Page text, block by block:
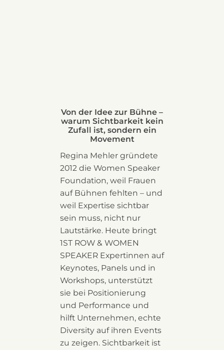
Von der Idee zur Bühne –
warum Sichtbarkeit kein
Zufall ist, sondern ein
Movement
Regina Mehler gründete
2012 die Women Speaker
Foundation, weil Frauen
auf Bühnen fehlten – und
weil Expertise sichtbar
sein muss, nicht nur
Lautstärke. Heute bringt
1ST ROW & WOMEN
SPEAKER Expertinnen auf
Keynotes, Panels und in
Workshops, unterstützt
sie bei Positionierung
und Performance und
hilft Unternehmen, echte
Diversity auf ihren Events
zu zeigen. Sichtbarkeit ist